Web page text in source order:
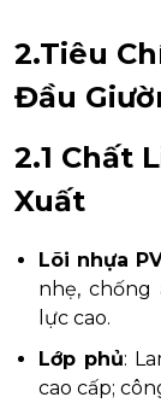
2.Tiêu
Đầu
2.1 Chất
Xuất
Lõi nhựa
nhẹ, chống
lực cao.
Lớp phủ:
cao cấp;